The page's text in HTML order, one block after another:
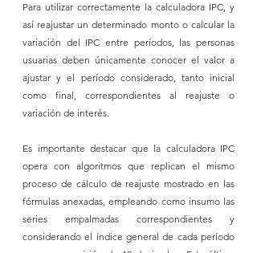
Para utilizar correctamente la calculadora IPC, y
así reajustar un determinado monto o calcular la
variación del IPC entre períodos, las personas
usuarias deben únicamente conocer el valor a
ajustar y el período considerado, tanto inicial
como final, correspondientes al reajuste o
variación de interés.
Es importante destacar que la calculadora IPC
opera con algoritmos que replican el mismo
proceso de cálculo de reajuste mostrado en las
fórmulas anexadas, empleando como insumo las
series empalmadas correspondientes y
considerando el índice general de cada período